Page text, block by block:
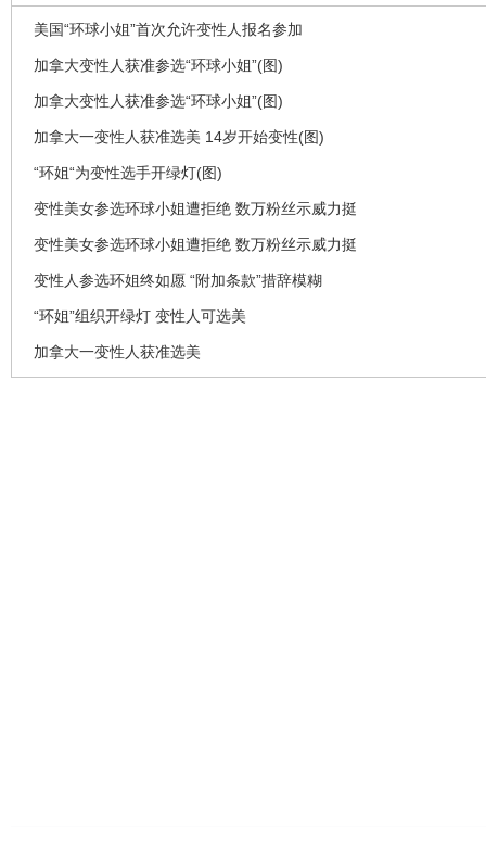
美国“环球小姐”首次允许变性人报名参加
加拿大变性人获准参选“环球小姐”(图)
加拿大变性人获准参选“环球小姐”(图)
加拿大一变性人获准选美 14岁开始变性(图)
“环姐“为变性选手开绿灯(图)
变性美女参选环球小姐遭拒绝 数万粉丝示威力挺
变性美女参选环球小姐遭拒绝 数万粉丝示威力挺
变性人参选环姐终如愿 “附加条款”措辞模糊
“环姐”组织开绿灯 变性人可选美
加拿大一变性人获准选美